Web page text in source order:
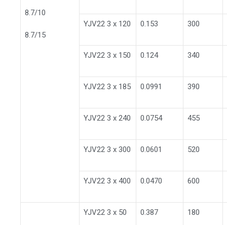
8.7/10
8.7/15
YJV22 3 x 120 0.153 300
YJV22 3 x 150 0.124 340
YJV22 3 x 185 0.0991 390
YJV22 3 x 240 0.0754 455
YJV22 3 x 300 0.0601 520
YJV22 3 x 400 0.0470 600
YJV22 3 x 50 0.387 180